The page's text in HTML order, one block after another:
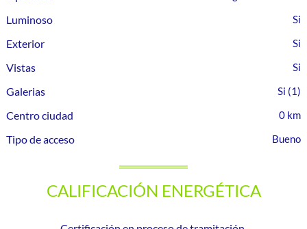
Luminoso
Exterior
Vistas
Galerias
(1)
Centro ciudad 0 km
Tipo de acceso Bueno
CALIFICACIÓN ENERGÉTICA